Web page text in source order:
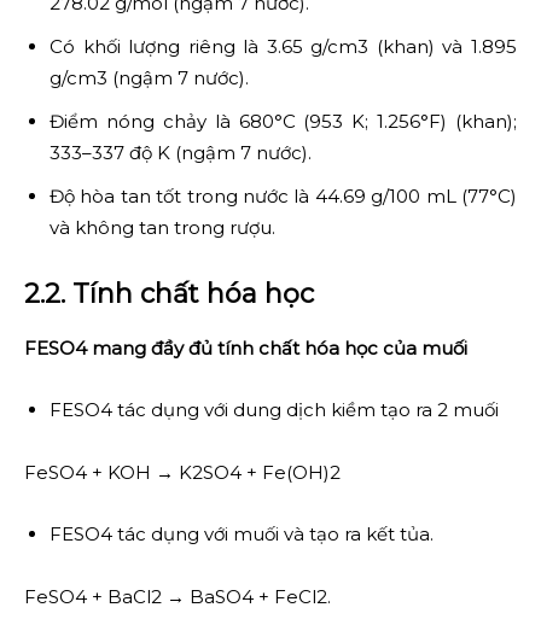
Có khối lượng riêng là 3.65 g/cm3 (khan) và 1.895
g/cm3 (ngậm 7 nước).
Điểm nóng chảy là 680°C (953 K; 1.256°F) (khan);
333–337 độ K (ngậm 7 nước).
Độ hòa tan tốt trong nước là 44.69 g/100 mL (77°C)
và không tan trong rượu.
2.2. Tính chất hóa học
FESO4 mang đầy đủ tính chất hóa học của muối
FESO4 tác dụng với dung dịch kiềm tạo ra 2 muối
FeSO4 + KOH → K2SO4 + Fe(OH)2
FESO4 tác dụng với muối và tạo ra kết tủa.
FeSO4 + BaCl2 → BaSO4 + FeCl2.